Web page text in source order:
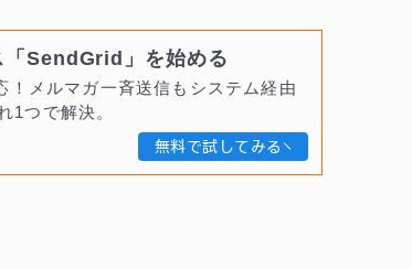
「SendGrid」を始める
！メルマガ一斉送信もシステム経由
1つで解決。
無料で試してみる